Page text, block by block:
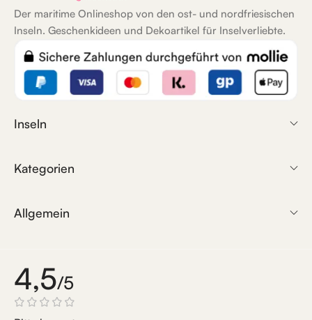
Der maritime Onlineshop von den ost- und nordfriesischen
Inseln. Geschenkideen und Dekoartikel für Inselverliebte.
Inseln
Kategorien
Allgemein
4,5/5